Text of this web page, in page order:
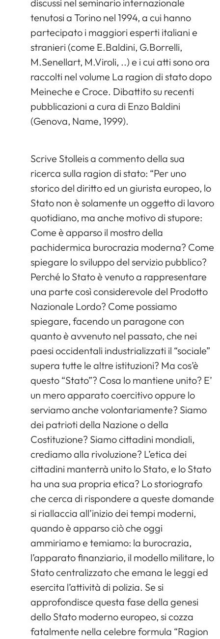
discussi nel seminario internazionale
tenutosi a Torino nel 1994, a cui hanno
partecipato i maggiori esperti italiani e
stranieri (come E.Baldini, G.Borrelli,
M.Senellart, M.Viroli, ..) e i cui atti sono ora
raccolti nel volume La ragion di stato dopo
Meineche e Croce. Dibattito su recenti
pubblicazioni a cura di Enzo Baldini
(Genova, Name, 1999).
Scrive Stolleis a commento della sua
ricerca sulla ragion di stato: “Per uno
storico del diritto ed un giurista europeo, lo
Stato non è solamente un oggetto di lavoro
quotidiano, ma anche motivo di stupore:
Come è apparso il mostro della
pachidermica burocrazia moderna? Come
spiegare lo sviluppo del servizio pubblico?
Perché lo Stato è venuto a rappresentare
una parte così considerevole del Prodotto
Nazionale Lordo? Come possiamo
spiegare, facendo un paragone con
quanto è avvenuto nel passato, che nei
paesi occidentali industrializzati il “sociale”
supera tutte le altre istituzioni? Ma cos’è
questo “Stato”? Cosa lo mantiene unito? E’
un mero apparato coercitivo oppure lo
serviamo anche volontariamente? Siamo
dei patrioti della Nazione o della
Costituzione? Siamo cittadini mondiali,
crediamo alla rivoluzione? L’etica dei
cittadini manterrà unito lo Stato, e lo Stato
ha una sua propria etica? Lo storiografo
che cerca di rispondere a queste domande
si riallaccia all’inizio dei tempi moderni,
quando è apparso ciò che oggi
ammiriamo e temiamo: la burocrazia,
l’apparato finanziario, il modello militare, lo
Stato centralizzato che emana le leggi ed
esercita l’attività di polizia. Se si
approfondisce questa fase della genesi
dello Stato moderno europeo, si cozza
fatalmente nella celebre formula “Ragion